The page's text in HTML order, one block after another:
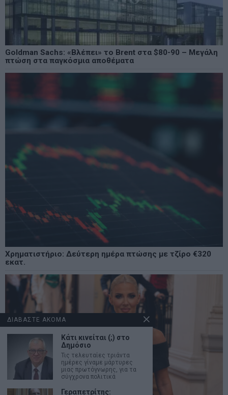
Goldman Sachs: «Βλέπει» το Brent στα $80-90 – Μεγάλη
πτώση στα παγκόσμια αποθέματα
Χρηματιστήριο: Δεύτερη ημέρα πτώσης με τζίρο €320
εκατ.
ΔΙΑΒΑΣΤΕ ΑΚΟΜΑ
Κάτι κινείται (;) στο
Δημόσιο
Τις τελευταίες τριάντα
ημέρες γίναμε μάρτυρες
μιας πρωτόγνωρης, για τα
σύγχρονα πολιτικά
Γεραπετρίτης: